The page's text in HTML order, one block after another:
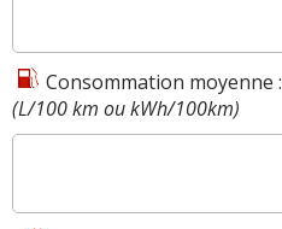
Consommation moyenne :
(L/100 km ou kWh/100km)